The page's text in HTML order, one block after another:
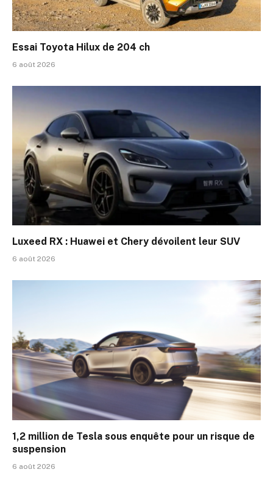
Essai Toyota Hilux de 204 ch
6 août 2026
Luxeed RX : Huawei et Chery dévoilent leur SUV
6 août 2026
1,2 million de Tesla sous enquête pour un risque de
suspension
6 août 2026